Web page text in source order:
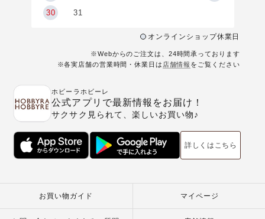
30 31
オンラインショップ休業日
※Webからのご注文は、24時間承っております
※各実店舗の営業時間・休業日は 店舗情報 をご覧ください
ホビーラホビーレ
公式アプリで最新情報をお届け！
サクサク見られて、楽しいお買い物♪
詳しくはこちら
お買い物ガイド マイページ